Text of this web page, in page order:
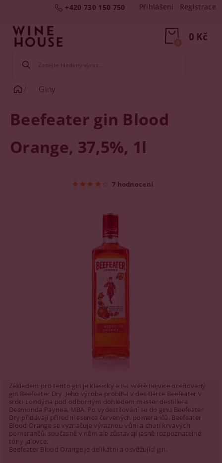
+420 730 150 750 Přihlášení Registrace
0 Kč
0
Giny
Beefeater gin Blood
Orange, 37,5%, 1l
7 hodnocení
Základem pro tento gin je klasický a na světě nejvíce oceňovaný
gin Beefeater Dry. Jeho výroba probíhá v desitlérce Beefeater v
srdci Londýna pod odborným dohledem master destillera
Desmonda Paynea, MBA. Po vydestilování se do ginu Beefeater
Dry přidávají přírodní esence červených pomerančů. Beefeater
Blood Orange se vyznačuje výraznou vůní a chutí krvavých
pomerančů, současně v něm ale zůstavají jasně rozpoznatelné
tóny jalovce.
Beefeater Blood Orange je delikátní a osvěžující gin.